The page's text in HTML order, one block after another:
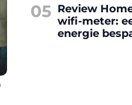
05 Review
wifi-meter:
energie